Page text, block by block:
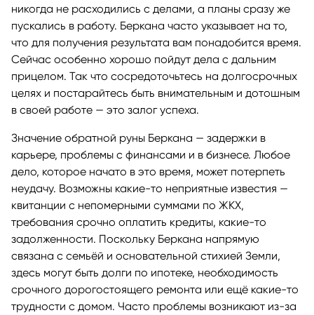
никогда не расходились с делами, а планы сразу же
пускались в работу. Беркана часто указывает на то,
что для получения результата вам понадобится время.
Сейчас особенно хорошо пойдут дела с дальним
прицелом. Так что сосредоточьтесь на долгосрочных
целях и постарайтесь быть внимательным и дотошным
в своей работе — это залог успеха.
Значение обратной руны Беркана — задержки в
карьере, проблемы с финансами и в бизнесе. Любое
дело, которое начато в это время, может потерпеть
неудачу. Возможны какие-то неприятные известия —
квитанции с непомерными суммами по ЖКХ,
требования срочно оплатить кредиты, какие-то
задолженности. Поскольку Беркана напрямую
связана с семьёй и основательной стихией Земли,
здесь могут быть долги по ипотеке, необходимость
срочного дорогостоящего ремонта или ещё какие-то
трудности с домом. Часто проблемы возникают из-за